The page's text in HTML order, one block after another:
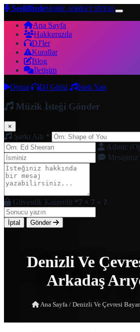
SesliBizdeMOBİL SOHBET SİTESİ
Ana Sayfa
Hakkımızda
DJ'ler
Kurallar
Blog
İletişim
Oynat
DJ Girişi İstek Yap
Müzik İsteği Gönder
×
Şarkı Adı *
Adınız
Güvenlik Kontrolü *7 × 7 = ?
İptal Gönder
Denizli Ve
Arkadaş
Ana Sayfa /Denizli Ve Çevresi